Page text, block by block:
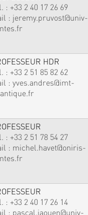
: +33 2 40 17 26 69
: jeremy.pruvost@univ-
HDR
: +33 2 51 85 82 62
: yves.andres@imt-
: +33 2 51 78 54 27
: michel.havet@oniris-
: +33 2 40 17 26 14
: pascal.jaouen@univ-